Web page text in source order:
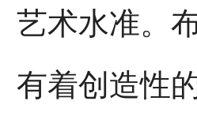
艺术水准。
有着创造性